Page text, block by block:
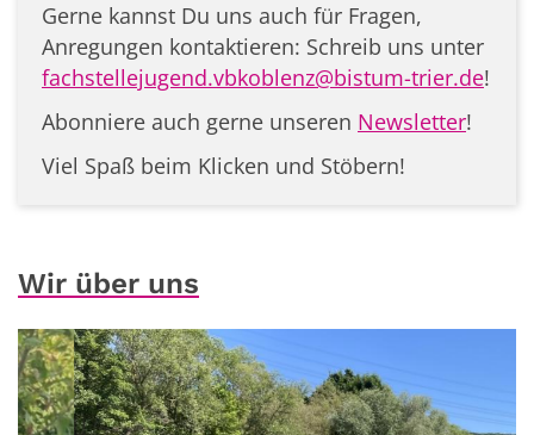
Gerne kannst Du uns auch für Fragen,
Anregungen kontaktieren: Schreib uns unter
fachstellejugend.vbkoblenz@bistum-trier.de!
Abonniere auch gerne unseren Newsletter!
Viel Spaß beim Klicken und Stöbern!
Wir über uns